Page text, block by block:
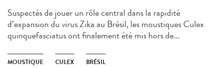
Suspectés de jouer un rôle central dans la rapidité
d’expansion du virus Zika au Brésil, les moustiques Culex
quinquefasciatus ont finalement été mis hors de...
MOUSTIQUE CULEX BRÉSIL